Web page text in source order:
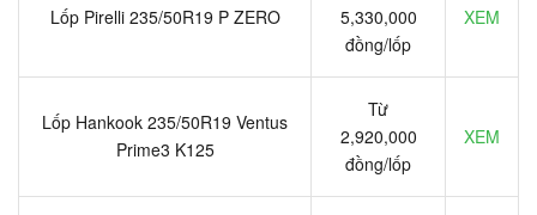
Lốp Pirelli 235/50R19 P ZERO
5,330,000
đồng/lốp
XEM
Lốp Hankook 235/50R19 Ventus
Prime3 K125
Từ
2,920,000
đồng/lốp
XEM